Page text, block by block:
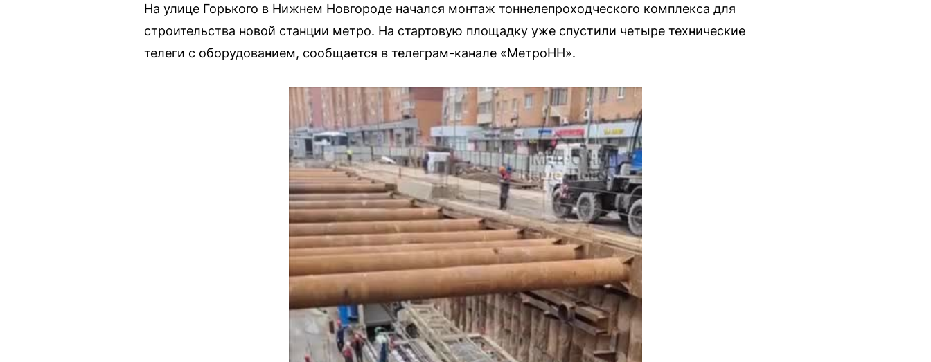
На улице Горького в Нижнем Новгороде начался монтаж тоннелепроходческого комплекса для
строительства новой станции метро. На стартовую площадку уже спустили четыре технические
телеги с оборудованием, сообщается в телеграм-канале «МетроНН».